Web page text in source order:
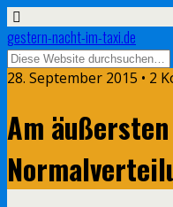
gestern-nacht-im-taxi.de
28. September 2015 • 2
Am